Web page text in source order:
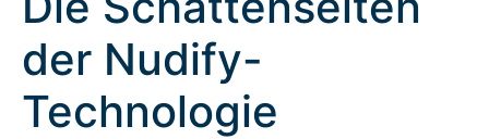
der Nudify-
Technologie